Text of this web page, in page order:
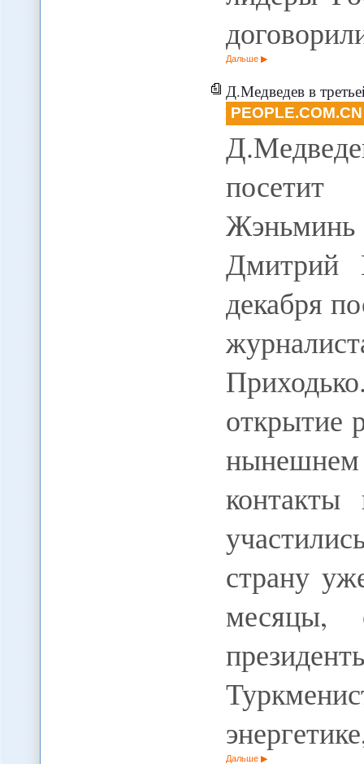
Дальше
Д.Медведев в
PEOPLE.COM.CN
посетит
Дмитрий
декабря
открытие
нынешнем
страну
месяцы,
Дальше